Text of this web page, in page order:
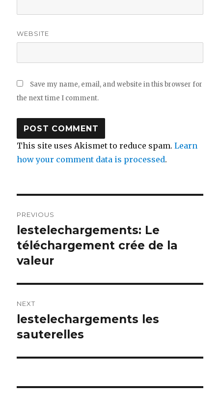
WEBSITE
Save my name, email, and website in this browser for
the next time I comment.
This site uses Akismet to reduce spam.Learn
how your comment data is processed.
navigation
PREVIOUS
Previous
post:
lestelechargements: Le
téléchargement crée de la
valeur
NEXT
Next
post:
lestelechargements les
sauterelles